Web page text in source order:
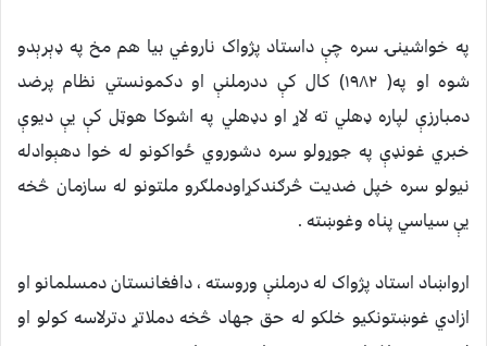
په خواشينۍ سره چې داستاد پژواک ناروغي بيا هم مخ په ډېرېدو
شوه او په( ١٩٨٢) کال کې ددرملنې او دکمونستي نظام پرضد
دمبارزې لپاره ډهلي ته لاړ او دډهلي په اشوکا هوټل کې يې ديوې
خبري غونډې په جوړولو سره دشوروي ځواکونو له خوا دهېوادله
نيولو سره خپل ضديت څرګندکړاودملګرو ملتونو له سازمان څخه
يې سياسي پناه وغوښته .
ارواښاد استاد پژواک له درملنې وروسته ، دافغانستان دمسلمانو او
ازادي غوښتونکيو خلکو له حق جهاد څخه دملاتړ دترلاسه کولو او